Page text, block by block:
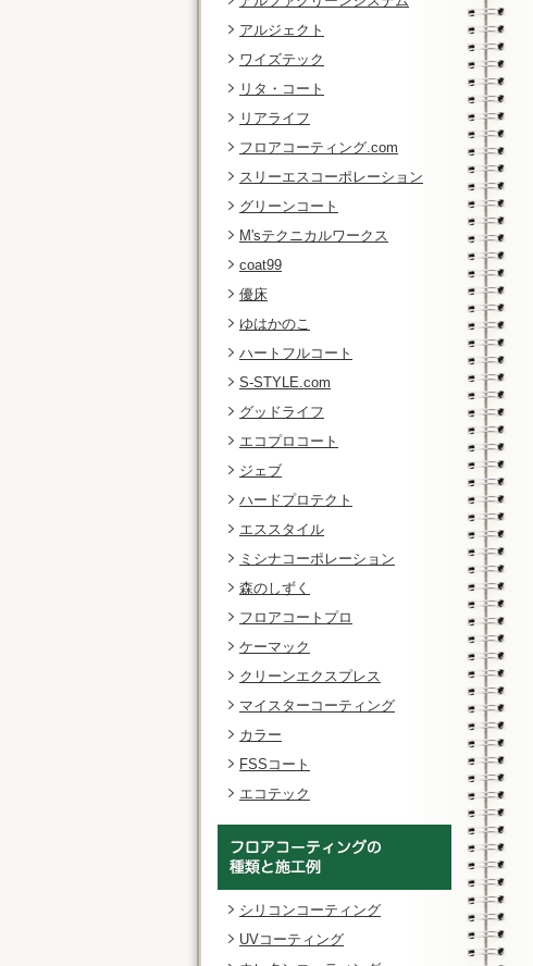
アルジェクト
ワイズテック
リタ・コート
リアライフ
フロアコーティング.com
スリーエスコーポレーション
グリーンコート
M'sテクニカルワークス
coat99
優床
ゆはかのこ
ハートフルコート
S-STYLE.com
グッドライフ
エコプロコート
ジェブ
ハードプロテクト
エススタイル
ミシナコーポレーション
森のしずく
フロアコートプロ
ケーマック
クリーンエクスプレス
マイスターコーティング
カラー
FSSコート
エコテック
シリコンコーティング
UVコーティング